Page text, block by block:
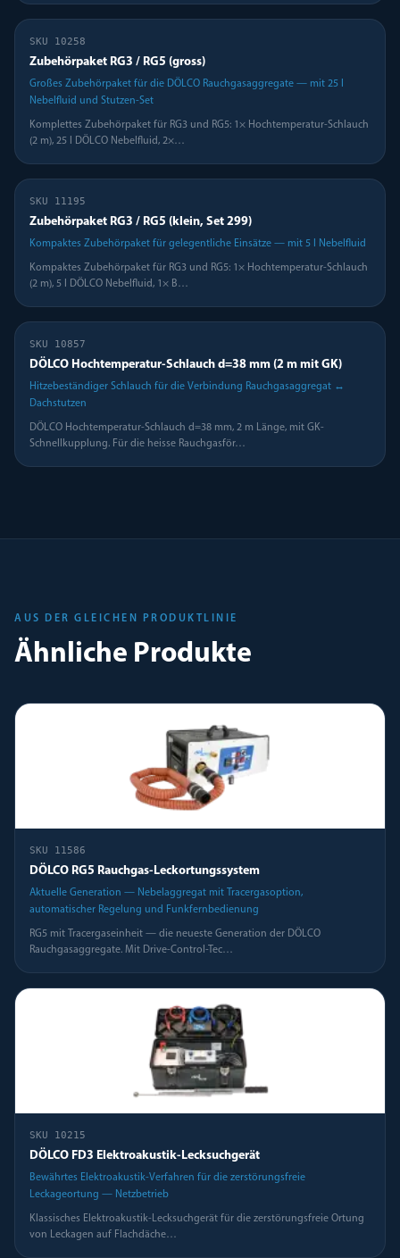
SKU 10258
Zubehörpaket RG3 / RG5 (gross)
Großes Zubehörpaket für die DÖLCO Rauchgasaggregate — mit 25 l
Nebelfluid und Stutzen-Set
Komplettes Zubehörpaket für RG3 und RG5: 1× Hochtemperatur-Schlauch
(2 m), 25 l DÖLCO Nebelfluid, 2×…
SKU 11195
Zubehörpaket RG3 / RG5 (klein, Set 299)
Kompaktes Zubehörpaket für gelegentliche Einsätze — mit 5 l Nebelfluid
Kompaktes Zubehörpaket für RG3 und RG5: 1× Hochtemperatur-Schlauch
(2 m), 5 l DÖLCO Nebelfluid, 1× B…
SKU 10857
DÖLCO Hochtemperatur-Schlauch d=38 mm (2 m mit GK)
Hitzebeständiger Schlauch für die Verbindung Rauchgasaggregat ↔
Dachstutzen
DÖLCO Hochtemperatur-Schlauch d=38 mm, 2 m Länge, mit GK-
Schnellkupplung. Für die heisse Rauchgasför…
AUS DER GLEICHEN PRODUKTLINIE
Ähnliche Produkte
SKU 11586
DÖLCO RG5 Rauchgas-Leckortungssystem
Aktuelle Generation — Nebelaggregat mit Tracergasoption,
automatischer Regelung und Funkfernbedienung
RG5 mit Tracergaseinheit — die neueste Generation der DÖLCO
Rauchgasaggregate. Mit Drive-Control-Tec…
SKU 10215
DÖLCO FD3 Elektroakustik-Lecksuchgerät
Bewährtes Elektroakustik-Verfahren für die zerstörungsfreie
Leckageortung — Netzbetrieb
Klassisches Elektroakustik-Lecksuchgerät für die zerstörungsfreie Ortung
von Leckagen auf Flachdäche…